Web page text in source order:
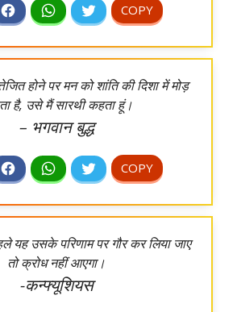
होने पर मन को शांति की दिशा में मोड़
है, उसे मैं सारथी कहता हूं।
– भगवान बुद्ध
यह उसके परिणाम पर गौर कर लिया जाए
तो क्रोध नहीं आएगा।
-कन्फ्यूशियस